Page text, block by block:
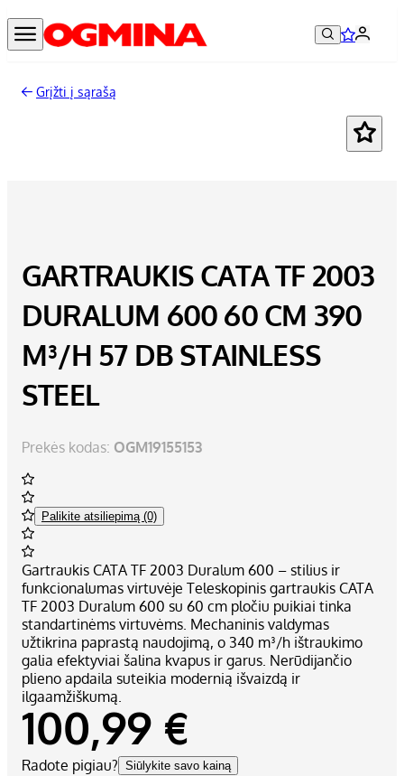
Grįžti į sąrašą
GARTRAUKIS CATA TF 2003
DURALUM 600 60 CM 390
M³/H 57 DB STAINLESS
STEEL
Prekės kodas: OGM19155153
Palikite atsiliepimą (0)
Gartraukis CATA TF 2003 Duralum 600 – stilius ir
funkcionalumas virtuvėje Teleskopinis gartraukis CATA
TF 2003 Duralum 600 su 60 cm pločiu puikiai tinka
standartinėms virtuvėms. Mechaninis valdymas
užtikrina paprastą naudojimą, o 340 m³/h ištraukimo
galia efektyviai šalina kvapus ir garus. Nerūdijančio
plieno apdaila suteikia modernią išvaizdą ir
ilgaamžiškumą.
100,99 €
Radote pigiau? Siūlykite savo kainą